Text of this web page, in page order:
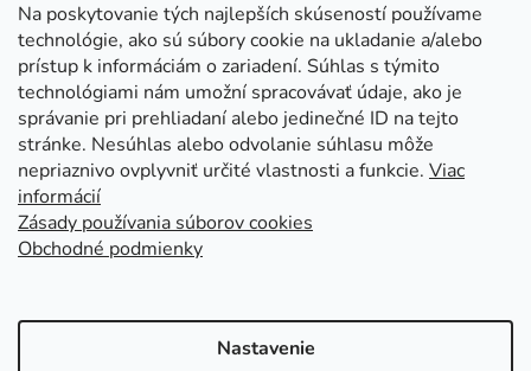
Na poskytovanie tých najlepších skúseností používame
technológie, ako sú súbory cookie na ukladanie a/alebo
prístup k informáciám o zariadení. Súhlas s týmito
technológiami nám umožní spracovávať údaje, ako je
správanie pri prehliadaní alebo jedinečné ID na tejto
stránke. Nesúhlas alebo odvolanie súhlasu môže
nepriaznivo ovplyvniť určité vlastnosti a funkcie. Viac
informácií
Zásady používania súborov cookies
Obchodné podmienky
Nastavenie
Super. Odporúčam
Facebook
Kolex, s.r.o. - webstránka
Honda Linked In Youtube KOLEX